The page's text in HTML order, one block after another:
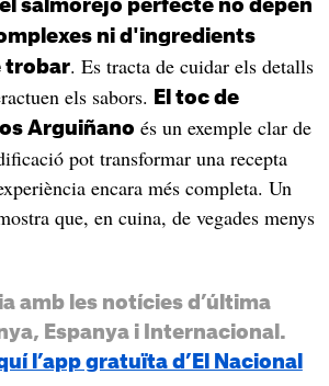
el salmorejo perfecte no depèn
ni d'ingredients
trobar. Es tracta de cuidar els detalls
els sabors.
El toc de
Arguiñano és un exemple clar de
pot transformar una recepta
encara més completa. Un
que, en cuina, de vegades menys
amb les notícies d’última
Espanya i Internacional.
l’app gratuïta d’El Nacional